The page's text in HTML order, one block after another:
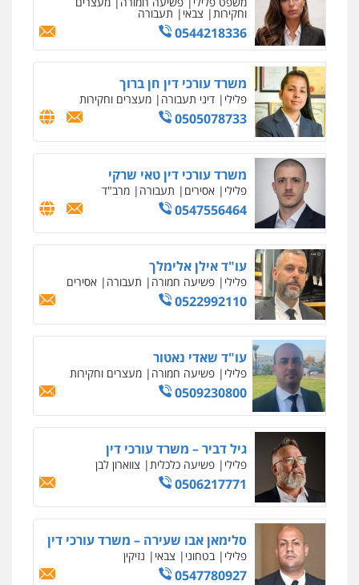
סלימאן אבו שעירה – משרד עורכי דין
פלילי בטחוני צבאי נזיקין
0547780927
עו"ד אסף גונן
פלילי פשע חמור תעבורה צבא מעצרים
וחקירות
0542255161
גל דהן – משרד עורך דין פלילי
פלילי פשיעה חמורה סמים מעצרים
וחקירות
0544723840
עו"ד ראוף נג'אר
פלילי עורכי דין לענייני אסירים מעצרים
סמים רכוש
0548009246
עדי כרמלי – חברת עו"ד
פלילי כלכלי עורכי דין לענייני אסירים
גיא זהבי משרד עורכי דין
פלילי משפחה
עו"ד איהאב ג'לג'ולי
פלילי מעצרים וחקירות עורכי דין לענייני
אסירים